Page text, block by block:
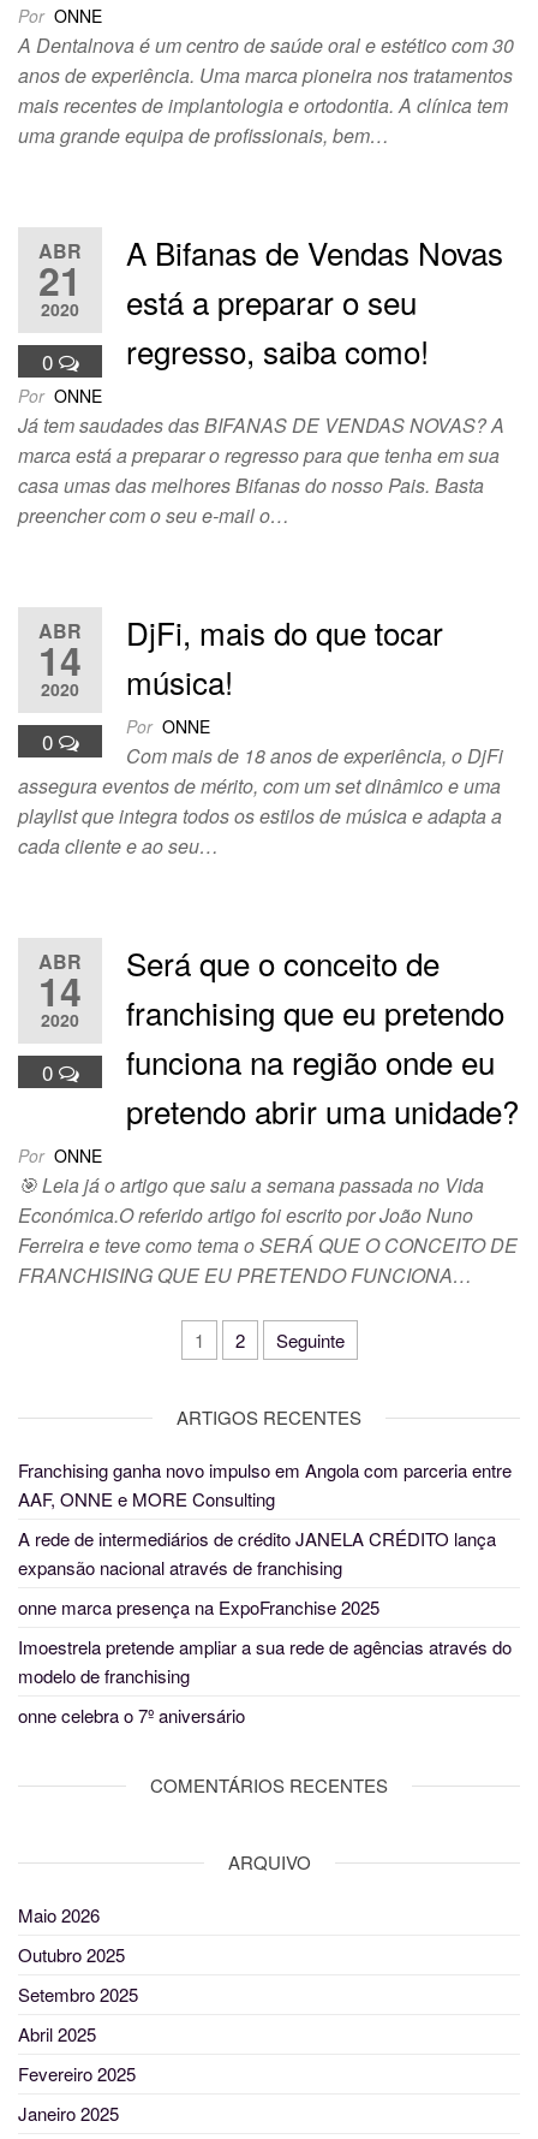
Por ONNE
A Dentalnova é um centro de saúde oral e estético com 30
anos de experiência. Uma marca pioneira nos tratamentos
mais recentes de implantologia e ortodontia. A clínica tem
uma grande equipa de profissionais, bem…
ABR
21
2020
0
A Bifanas de Vendas Novas
está a preparar o seu
regresso, saiba como!
Por ONNE
Já tem saudades das BIFANAS DE VENDAS NOVAS? A
marca está a preparar o regresso para que tenha em sua
casa umas das melhores Bifanas do nosso Pais. Basta
preencher com o seu e-mail o…
ABR
14
2020
0
DjFi, mais do que tocar
música!
Por ONNE
Com mais de 18 anos de experiência, o DjFi
assegura eventos de mérito, com um set dinâmico e uma
playlist que integra todos os estilos de música e adapta a
cada cliente e ao seu…
ABR
14
2020
0
Será que o conceito de
franchising que eu pretendo
funciona na região onde eu
pretendo abrir uma unidade?
Por ONNE
🎯 Leia já o artigo que saiu a semana passada no Vida
Económica.O referido artigo foi escrito por João Nuno
Ferreira e teve como tema o SERÁ QUE O CONCEITO DE
FRANCHISING QUE EU PRETENDO FUNCIONA…
Navegação de artigos
1 2 Seguinte
ARTIGOS RECENTES
Franchising ganha novo impulso em Angola com parceria entre
AAF, ONNE e MORE Consulting
A rede de intermediários de crédito JANELA CRÉDITO lança
expansão nacional através de franchising
onne marca presença na ExpoFranchise 2025
Imoestrela pretende ampliar a sua rede de agências através do
modelo de franchising
onne celebra o 7º aniversário
COMENTÁRIOS RECENTES
ARQUIVO
Maio 2026
Outubro 2025
Setembro 2025
Abril 2025
Fevereiro 2025
Janeiro 2025